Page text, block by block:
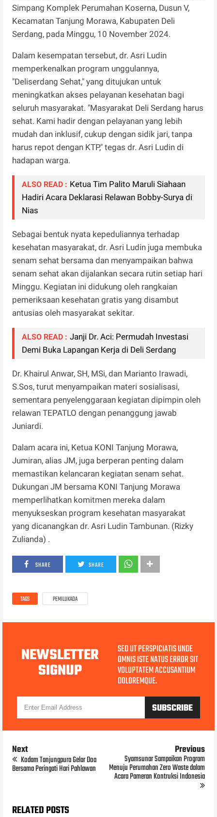
Simpang Komplek Perumahan Koserna, Dusun V,
Kecamatan Tanjung Morawa, Kabupaten Deli
Serdang, pada Minggu, 10 November 2024.
Dalam kesempatan tersebut, dr. Asri Ludin
memperkenalkan program unggulannya,
"Deliserdang Sehat," yang ditujukan untuk
meningkatkan akses pelayanan kesehatan bagi
seluruh masyarakat. "Masyarakat Deli Serdang harus
sehat. Kami hadir dengan pelayanan yang lebih
mudah dan inklusif, cukup dengan sidik jari, tanpa
harus repot dengan KTP," tegas dr. Asri Ludin di
hadapan warga.
ALSO READ : Ketua Tim Palito Maruli Siahaan
Hadiri Acara Deklarasi Relawan Bobby-Surya di
Nias
Sebagai bentuk nyata kepeduliannya terhadap
kesehatan masyarakat, dr. Asri Ludin juga membuka
senam sehat bersama dan menyampaikan bahwa
senam sehat akan dijalankan secara rutin setiap hari
Minggu. Kegiatan ini didukung oleh rangkaian
pemeriksaan kesehatan gratis yang disambut
antusias oleh masyarakat sekitar.
ALSO READ : Janji Dr. Aci: Permudah Investasi
Demi Buka Lapangan Kerja di Deli Serdang
Dr. Khairul Anwar, SH, MSi, dan Marianto Irawadi,
S.Sos, turut menyampaikan materi sosialisasi,
sementara penyelenggaraan kegiatan dipimpin oleh
relawan TEPATLO dengan penanggung jawab
Juniardi.
Dalam acara ini, Ketua KONI Tanjung Morawa,
Jumiran, alias JM, juga berperan penting dalam
memastikan kelancaran kegiatan senam sehat.
Dukungan JM bersama KONI Tanjung Morawa
memperlihatkan komitmen mereka dalam
menyukseskan program kesehatan masyarakat
yang dicanangkan dr. Asri Ludin Tambunan. (Rizky
Zulianda) .
SHARE SHARE
TAGS PEMILUKADA
NEWSLETTER
SIGNUP
SED UT PERSPICIATIS UNDE
OMNIS ISTE NATUS ERROR SIT
VOLUPTATEM ACCUSANTIUM
DOLOREMQUE.
Next
Kodam Tanjungpura Gelar Doa
Bersama Peringati Hari Pahlawan
Previous
Syamsunar Sampaikan Program
Menuju Perumahan Zero Waste dalam
Acara Pameran Kontruksi Indonesia
RELATED POSTS